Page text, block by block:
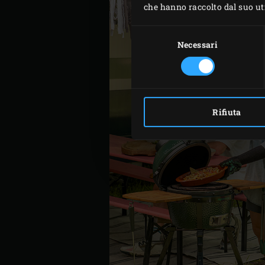
che hanno raccolto dal suo
Necessari
Rifiuta